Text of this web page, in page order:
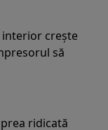
crește
să
ridicată